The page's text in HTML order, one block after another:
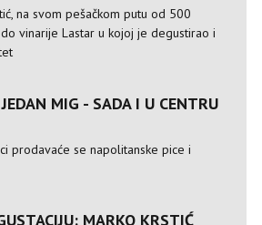
na svom pešačkom putu od 500
vinarije Lastar u kojoj je degustirao i
MIG - SADA I U CENTRU
prodavaće se napolitanske pice i
MARKO KRSTIĆ